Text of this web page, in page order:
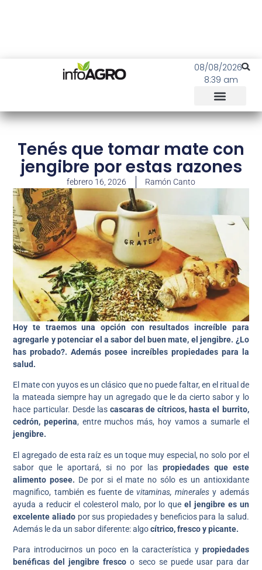
08/08/2026
8:39 am
Tenés que tomar mate con
jengibre por estas razones
febrero 16, 2026 Ramón Canto
Hoy te traemos una opción con resultados increíble para
agregarle y potenciar el a sabor del buen mate, el jengibre. ¿Lo
has probado?. Además posee increíbles propiedades para la
salud.
El mate con yuyos es un clásico que no puede faltar, en el ritual de
la mateada siempre hay un agregado que le da cierto sabor y lo
hace particular. Desde las cascaras de cítricos, hasta el burrito,
cedrón, peperina, entre muchos más, hoy vamos a sumarle el
jengibre.
El agregado de esta raíz es un toque muy especial, no solo por el
sabor que le aportará, si no por las propiedades que este
alimento posee. De por si el mate no sólo es un antioxidante
magnifico, también es fuente devitaminas, minerales y además
ayuda a reducir el colesterol malo, por lo queel jengibre es un
excelente aliadopor sus propiedades y beneficios para la salud.
Además le da un sabor diferente: algocítrico, fresco y picante.
Para introducirnos un poco en la característica ypropiedades
benéficas del jengibre fresco o seco se puede usar para dar